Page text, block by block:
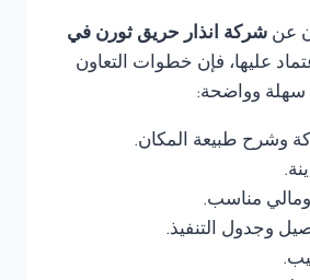
عن شركة انذار حريق ثورن في
عليها، فإن خطوات التعاون
سهلة وواضحة:
وشرح طبيعة المكان.
مناسب.
وجدول التنفيذ.